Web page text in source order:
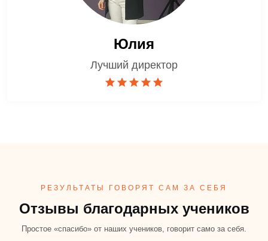
Юлия
Лучший директор
РЕЗУЛЬТАТЫ ГОВОРЯТ САМ ЗА СЕБЯ
Отзывы благодарных учеников
Простое «спасибо» от наших учеников, говорит само за себя.